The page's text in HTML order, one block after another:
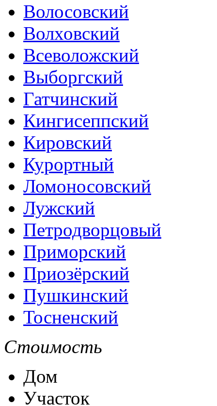
Волосовский
Волховский
Всеволожский
Выборгский
Гатчинский
Кингисеппский
Кировский
Курортный
Ломоносовский
Лужский
Петродворцовый
Приморский
Приозёрский
Пушкинский
Тосненский
Стоимость
Дом
Участок